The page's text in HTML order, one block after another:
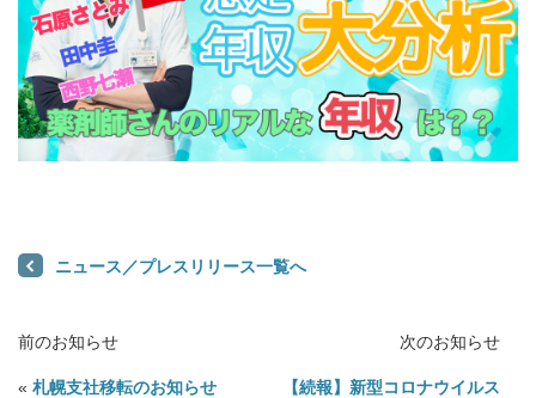
ニュース／プレスリリース一覧へ
前のお知らせ
« 札幌支社移転のお知らせ
次のお知らせ
【続報】新型コロナウイルス